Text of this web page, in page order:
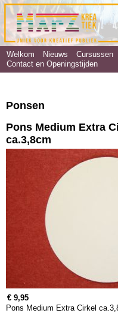
Welkom Nieuws Cursussen
Contact en Openingstijden
Ponsen
Pons Medium Extra
ca.3,8cm
€ 9,95
Pons Medium Extra Cirkel